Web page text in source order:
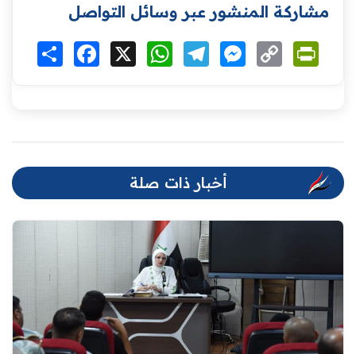
مشاركة المنشور عبر وسائل التواصل
انشر Facebook WhatsAppTelegramMessenger
Copy
Link
أخبار ذات صلة